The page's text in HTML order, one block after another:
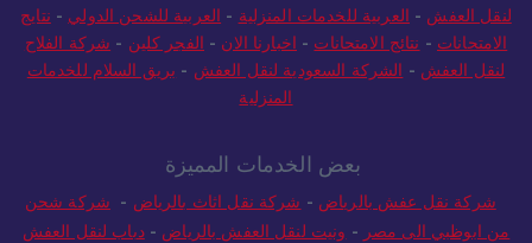
لنقل العفش - العربية للخدمات المنزلية - العربية للشحن الدولي - نتايج
الامتحانات - نتائج الامتحانات - اخبارنا الان - الفجر كلين - شركة الفلاح
لنقل العفش - الشركة السعودية لنقل العفش - بريق السلام للخدمات
المنزلية
بعض الخدمات المميزة
شركة نقل عفش بالرياض - شركة نقل اثاث بالرياض - شركة شحن
من ابوظبي الى مصر - ونيت لنقل العفش بالرياض -دباب لنقل العفش